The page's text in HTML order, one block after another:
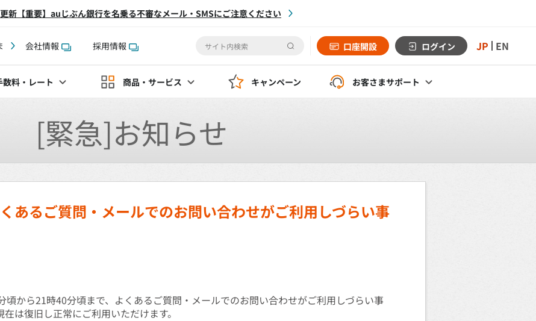
新【重要】auじぶん銀行を名乗る不審なメール・SMSにご注意ください
会社情報 採用情報 口座開設 ログイン JP EN
数料・レート 商品・サービス キャンペーン お客さまサポート
[緊急]お知らせ
あるご質問・メールでのお問い合わせがご利用しづらい事
頃から21時40分頃まで、よくあるご質問・メールでのお問い合わせがご利用しづらい事
は復旧し正常にご利用いただけます。